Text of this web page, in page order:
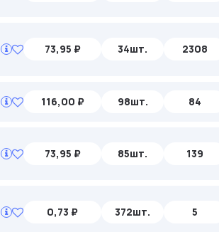
73,95 ₽ 34шт. 2308
116,00 ₽ 98шт. 84
73,95 ₽ 85шт. 139
0,73 ₽ 372шт. 5